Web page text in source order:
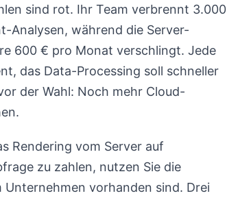
sind rot. Ihr Team verbrennt 3.000
Analysen, während die Server-
600 € pro Monat verschlingt. Jede
das Data-Processing soll schneller
der Wahl: Noch mehr Cloud-
Rendering vom Server auf
zu zahlen, nutzen Sie die
Unternehmen vorhanden sind. Drei